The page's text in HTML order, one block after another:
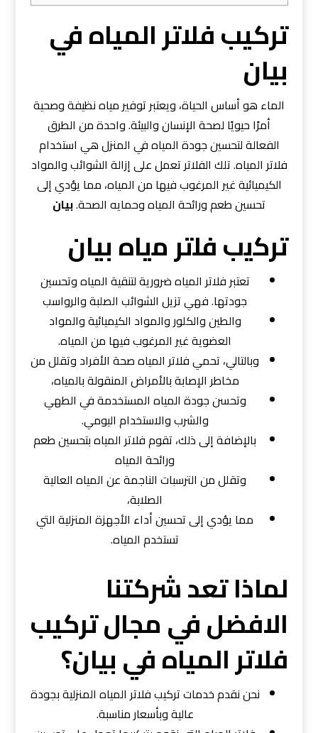
تركيب فلاتر المياه في
بيان
الماء هو أساس الحياة، ويعتبر توفير مياه نظيفة وصحية
أمرًا حيويًا لصحة الإنسان والبيئة. واحدة من الطرق
الفعالة لتحسين جودة المياه في المنزل هي استخدام
فلاتر المياه. تلك الفلاتر تعمل على إزالة الشوائب والمواد
الكيميائية غير المرغوب فيها من المياه، مما يؤدي إلى
تحسين طعم ورائحة المياه وحمايه الصحة.بيان
ﺗﺮﻛﻳب ﻓﻠﺗﺮ ﻣﻳﺎه بيان
تعتبر فلاتر المياه ضرورية لتنقية المياه وتحسين
جودتها. فهي تزيل الشوائب الصلبة والرواسب
والطين والكلور والمواد الكيميائية والمواد
العضوية غير المرغوب فيها من المياه.
وبالتالي، تحمي فلاتر المياه صحة الأفراد وتقلل من
مخاطر الإصابة بالأمراض المنقولة بالمياه،
وتحسن جودة المياه المستخدمة في الطهي
والشرب والاستخدام اليومي.
بالإضافة إلى ذلك، تقوم فلاتر المياه بتحسين طعم
ورائحة المياه
وتقلل من الترسبات الناجمة عن المياه العالية
الصلابة،
مما يؤدي إلى تحسين أداء الأجهزة المنزلية التي
تستخدم المياه.
لماذا تعد شركتنا
الافضل في مجال تركيب
فلاتر المياه في بيان؟
نحن نقدم خدمات تركيب فلاتر المياه المنزلية بجودة
عالية وبأسعار مناسبة.